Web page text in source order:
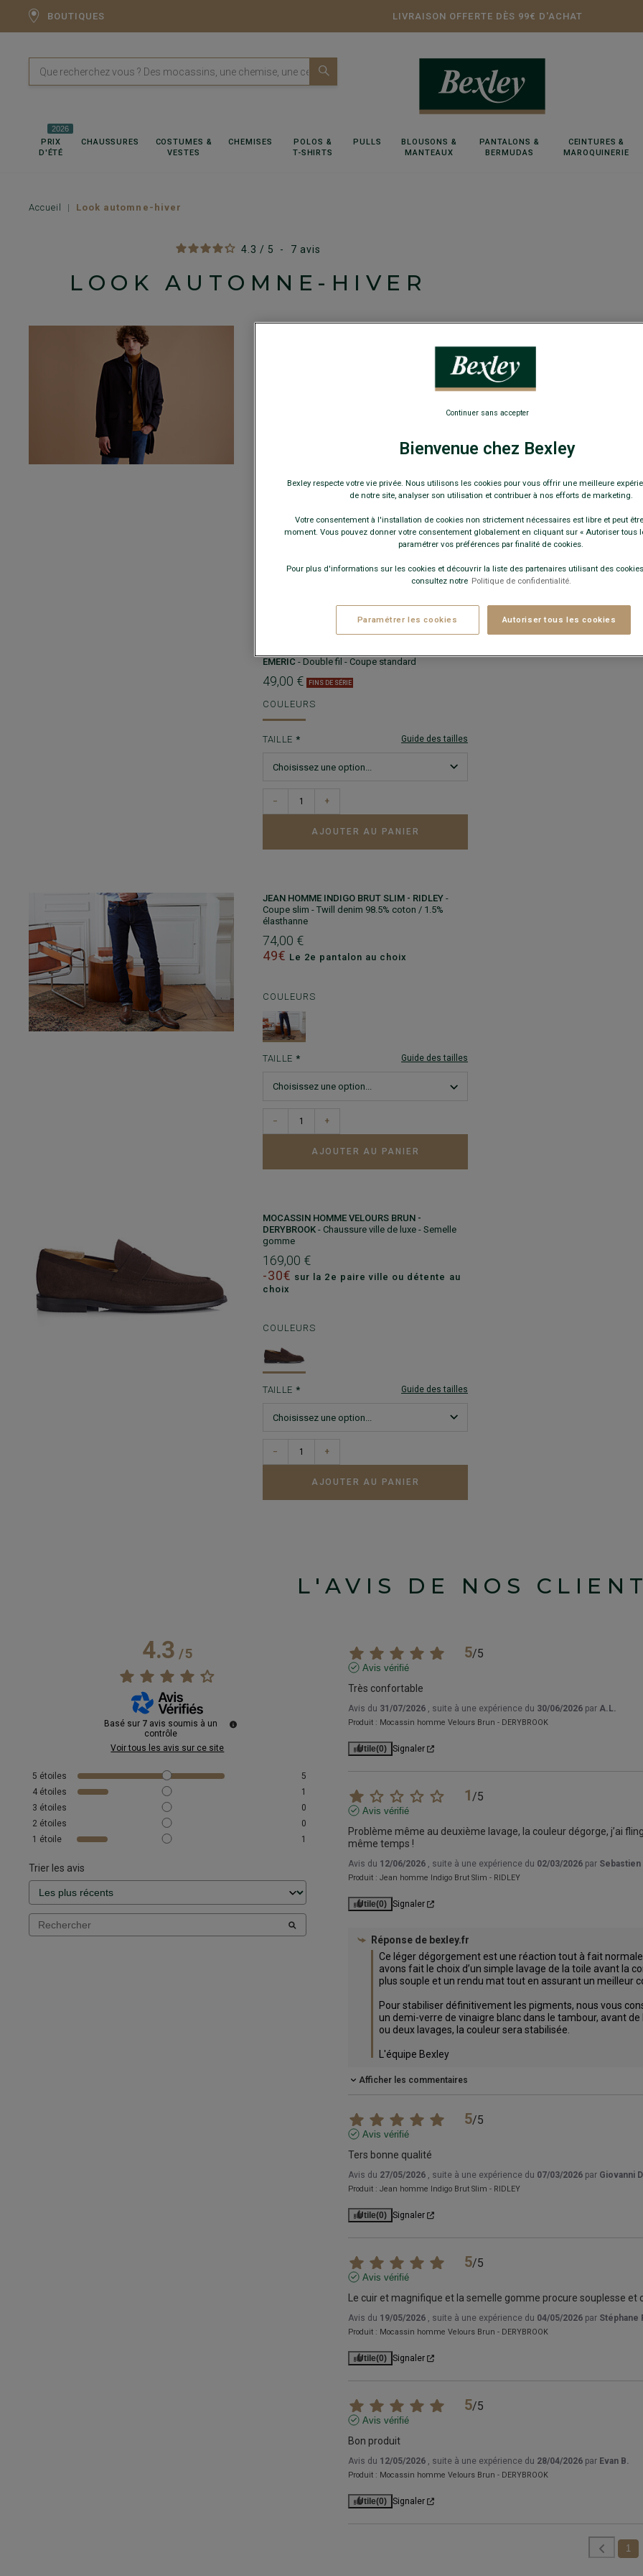
BOUTIQUES LIVRAISON OFFERTE DÈS 99€ D'ACHAT
PRIX
D'ÉTÉ
2026
CHAUSSURES
COSTUMES &
VESTES
CHEMISES
POLOS &
T-SHIRTS
PULLS
BLOUSONS &
MANTEAUX
PANTALONS &
BERMUDAS
CEINTURES &
MAROQUINERIE
Accueil Look automne-hiver
4.3 / 5 - 7 avis
LOOK AUTOMNE-HIVER
sur le 2e manteau ou blouson
Guide des tailles
AJOUTER AU PANIER
EMERIC - Double fil - Coupe standard
49,00 € FINS DE SÉRIE
COULEURS
TAILLE Guide des tailles
− +
AJOUTER AU PANIER
JEAN HOMME INDIGO BRUT SLIM - RIDLEY -
Coupe slim - Twill denim 98.5% coton / 1.5%
élasthanne
74,00 €
49€ Le 2e pantalon au choix
COULEURS
TAILLE Guide des tailles
− +
AJOUTER AU PANIER
MOCASSIN HOMME VELOURS BRUN -
DERYBROOK - Chaussure ville de luxe - Semelle
gomme
169,00 €
-30€ sur la 2e paire ville ou détente au
choix
COULEURS
TAILLE Guide des tailles
− +
AJOUTER AU PANIER
L'AVIS DE NOS
4.3/5
Basé sur 7 avis soumis à un
contrôle
Voir tous les avis sur ce site
5 étoiles
5
4 étoiles
1
3 étoiles
0
2 étoiles
0
1 étoile 1
Trier les avis
5/5
Avis vérifié
Très confortable
Avis du 31/07/2026 , suite à une expérience du 30/06/2026 par A.L.
Produit : Mocassin homme Velours Brun - DERYBROOK
Utile(0) Signaler
1 /5
Avis vérifié
Problème même au deuxième lavage, la couleur dégorge, j’ai
même temps !
Avis du 12/06/2026 , suite à une expérience du 02/03/2026 par Sebastien
Produit : Jean homme Indigo Brut Slim - RIDLEY
Utile(0) Signaler
Réponse de bexley.fr
Ce léger dégorgement est une réaction tout à fait
avons fait le choix d’un simple lavage de la toile avant la
plus souple et un rendu mat tout en assurant un meilleur
Pour stabiliser définitivement les pigments, nous vous
un demi-verre de vinaigre blanc dans le tambour, avant
ou deux lavages, la couleur sera stabilisée.
L'équipe Bexley
Afficher les commentaires
5/5
Avis vérifié
Ters bonne qualité
Avis du 27/05/2026 , suite à une expérience du 07/03/2026 par Giovanni
Produit : Jean homme Indigo Brut Slim - RIDLEY
Utile(0) Signaler
5/5
Avis vérifié
Le cuir et magnifique et la semelle gomme procure souplesse et
Avis du 19/05/2026 , suite à une expérience du 04/05/2026 par Stéphane
Produit : Mocassin homme Velours Brun - DERYBROOK
Utile(0) Signaler
5/5
Avis vérifié
Bon produit
Avis du 12/05/2026 , suite à une expérience du 28/04/2026 par Evan B.
Produit : Mocassin homme Velours Brun - DERYBROOK
Utile(0) Signaler
1
Bienvenue chez Bexley
Bexley respecte votre vie privée. Nous utilisons les cookies pour vous offrir une meilleure
de notre site, analyser son utilisation et contribuer à nos efforts de marketing.
Votre consentement à l'installation de cookies non strictement nécessaires est libre et peut
moment. Vous pouvez donner votre consentement globalement en cliquant sur « Autoriser tous
paramétrer vos préférences par finalité de cookies.
Pour plus d'informations sur les cookies et découvrir la liste des partenaires utilisant des
consultez notre Politique de confidentialité.
Paramétrer les cookies Autoriser tous les cookies
Continuer sans accepter